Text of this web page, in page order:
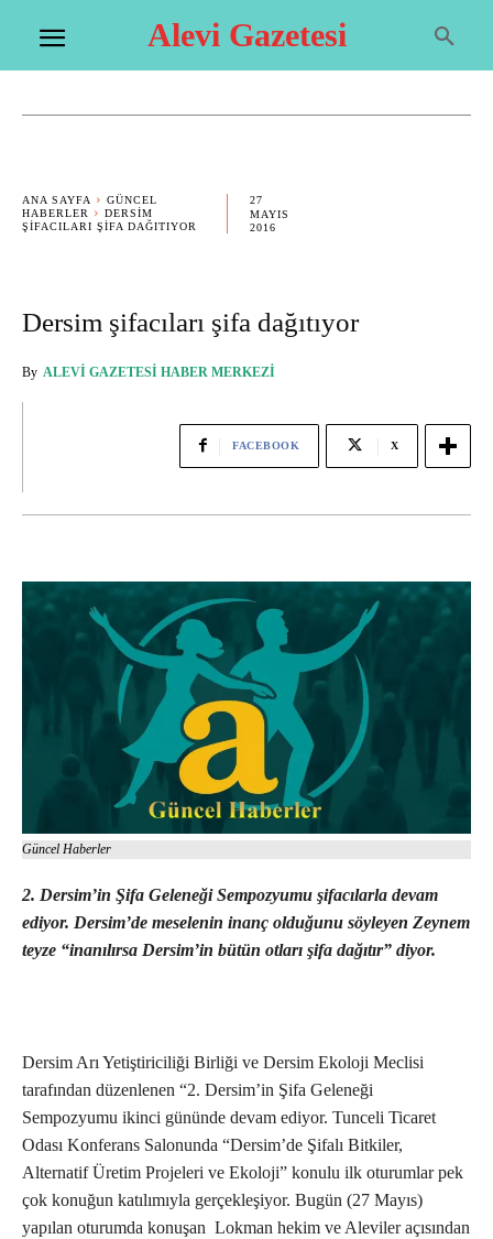
Alevi Gazetesi
ANA SAYFA
GÜNCEL
HABERLER
DERSIM
ŞIFACILARI ŞIFA DAĞITIYOR
27
MAYIS
2016
Dersim şifacıları şifa dağıtıyor
By ALEVI GAZETESI HABER MERKEZI
FACEBOOK X
Güncel Haberler
2. Dersim’in Şifa Geleneği Sempozyumu şifacılarla devam
ediyor. Dersim’de meselenin inanç olduğunu söyleyen Zeynem
teyze “inanılırsa Dersim’in bütün otları şifa dağıtır” diyor.
Dersim Arı Yetiştiriciliği Birliği ve Dersim Ekoloji Meclisi
tarafından düzenlenen “2. Dersim’in Şifa Geleneği
Sempozyumu ikinci gününde devam ediyor. Tunceli Ticaret
Odası Konferans Salonunda “Dersim’de Şifalı Bitkiler,
Alternatif Üretim Projeleri ve Ekoloji” konulu ilk oturumlar pek
çok konuğun katılımıyla gerçekleşiyor. Bugün (27 Mayıs)
yapılan oturumda konuşan Lokman hekim ve Aleviler açısından